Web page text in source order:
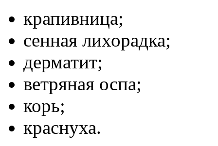
крапивница;
сенная лихорадка;
дерматит;
ветряная оспа;
корь;
краснуха.